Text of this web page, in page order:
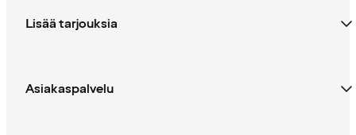
Lisää tarjouksia
Asiakaspalvelu